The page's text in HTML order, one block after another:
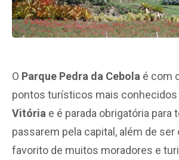
O Parque Pedra da Cebola é com
pontos turísticos mais conhecidos
Vitória e é parada obrigatória para
passarem pela capital, além de ser
favorito de muitos moradores e